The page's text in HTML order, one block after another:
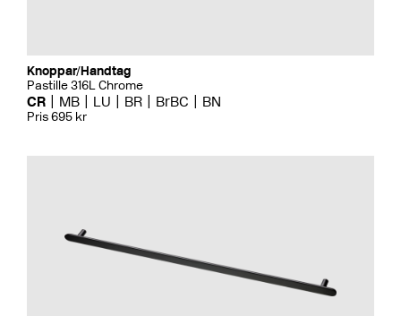
Knoppar/Handtag
Pastille 316L Chrome
CR MB LU BR BrBC BN
Pris 695 kr